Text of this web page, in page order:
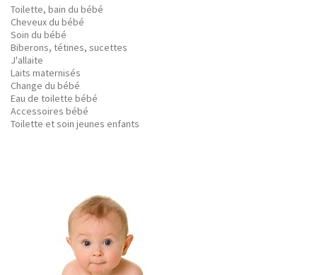
Toilette, bain du bébé
Cheveux du bébé
Soin du bébé
Biberons, tétines, sucettes
J'allaite
Laits maternisés
Change du bébé
Eau de toilette bébé
Accessoires bébé
Toilette et soin jeunes enfants